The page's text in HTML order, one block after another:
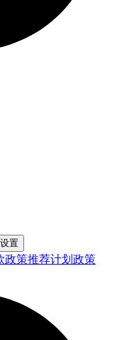
置
政策推荐计划政策